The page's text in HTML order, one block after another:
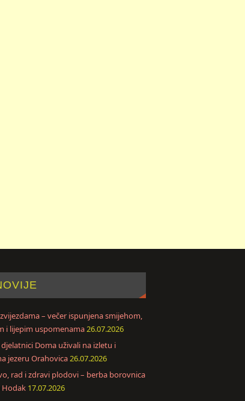
– večer ispunjena smijehom,
i lijepim uspomenama 26.07.2026
Doma uživali na izletu i
jezeru Orahovica 26.07.2026
rad i zdravi plodovi – berba borovnica
Hodak 17.07.2026